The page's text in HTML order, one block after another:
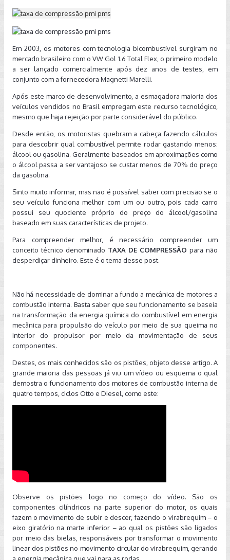
Em 2003, os motores com tecnologia bicombustível surgiram no
mercado brasileiro com o VW Gol 1.6 Total Flex, o primeiro modelo
a ser lançado comercialmente após dez anos de testes, em
conjunto com a fornecedora Magnetti Marelli.
Após este marco de desenvolvimento, a esmagadora maioria dos
veículos vendidos no Brasil empregam este recurso tecnológico,
mesmo que haja rejeição por parte considerável do público.
Desde então, os motoristas quebram a cabeça fazendo cálculos
para descobrir qual combustível permite rodar gastando menos:
álcool ou gasolina. Geralmente baseados em aproximações como
o álcool passa a ser vantajoso se custar menos de 70% do preço
da gasolina.
Sinto muito informar, mas não é possível saber com precisão se o
seu veículo funciona melhor com um ou outro, pois cada carro
possui seu quociente próprio do preço do álcool/gasolina
baseado em suas características de projeto.
Para compreender melhor, é necessário compreender um
conceito técnico denominado TAXA DE COMPRESSÃO para não
desperdiçar dinheiro. Este é o tema desse post.
Não há necessidade de dominar a fundo a mecânica de motores a
combustão interna. Basta saber que seu funcionamento se baseia
na transformação da energia química do combustível em energia
mecânica para propulsão do veículo por meio de sua queima no
interior do propulsor por meio da movimentação de seus
componentes.
Destes, os mais conhecidos são os pistões, objeto desse artigo. A
grande maioria das pessoas já viu um vídeo ou esquema o qual
demostra o funcionamento dos motores de combustão interna de
quatro tempos, ciclos Otto e Diesel, como este:
Observe os pistões logo no começo do vídeo. São os
componentes cilíndricos na parte superior do motor, os quais
fazem o movimento de subir e descer, fazendo o virabrequim – o
eixo giratório na marte inferior – ao qual os pistões são ligados
por meio das bielas, responsáveis por transformar o movimento
linear dos pistões no movimento circular do virabrequim, gerando